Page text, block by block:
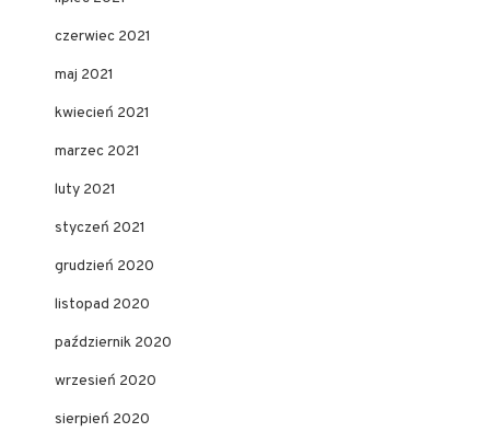
czerwiec 2021
maj 2021
kwiecień 2021
marzec 2021
luty 2021
styczeń 2021
grudzień 2020
listopad 2020
październik 2020
wrzesień 2020
sierpień 2020